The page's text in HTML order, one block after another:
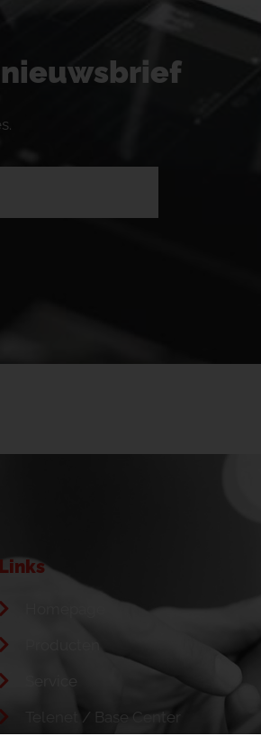
Telenet / Base Center